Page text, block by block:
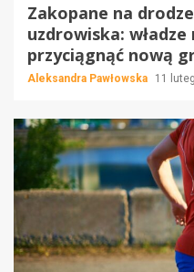
Zakopane na
uzdrowiska:
przyciągnąć nową
Aleksandra Pawłowska 11